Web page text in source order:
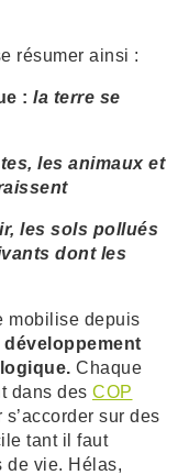
résumer ainsi :
: la terre se
les animaux et
les sols pollués
dont les
mobilise depuis
développement
Chaque
dans des COP
sur des
tant il faut
de vie. Hélas,